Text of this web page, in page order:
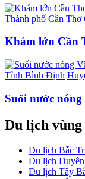
Thành phố Cần Thơ
Khám lớn Cần
Tỉnh Bình Định
Suối nước
Du lịch vùng
Du lịch Bắc
Du lịch
Du lịch Tây